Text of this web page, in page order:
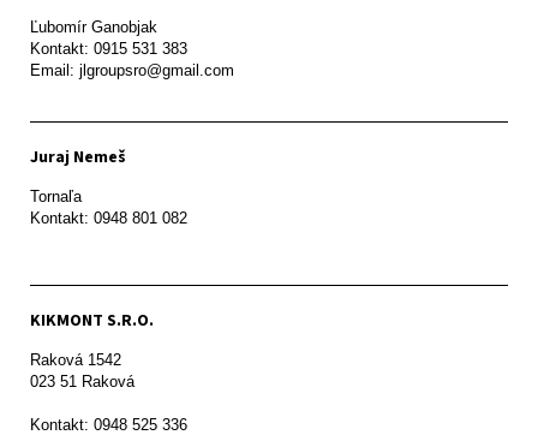
Ľubomír Ganobjak
Kontakt: 0915 531 383
Email: jlgroupsro@gmail.com
Juraj Nemeš
Tornaľa
Kontakt: 0948 801 082
KIKMONT S.R.O.
Raková 1542
023 51 Raková
Kontakt: 0948 525 336